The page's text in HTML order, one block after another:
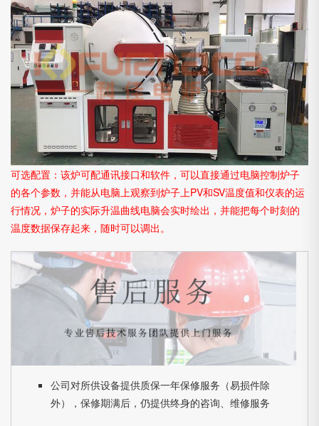
可选配置：该炉可配通讯接口和软件，可以直接通过电脑控制炉子
的各个参数，并能从电脑上观察到炉子上PV和SV温度值和仪表的运
行情况，炉子的实际升温曲线电脑会实时绘出，并能把每个时刻的
温度数据保存起来，随时可以调出。
公司对所供设备提供质保一年保修服务（易损件除
外），保修期满后，仍提供终身的咨询、维修服务